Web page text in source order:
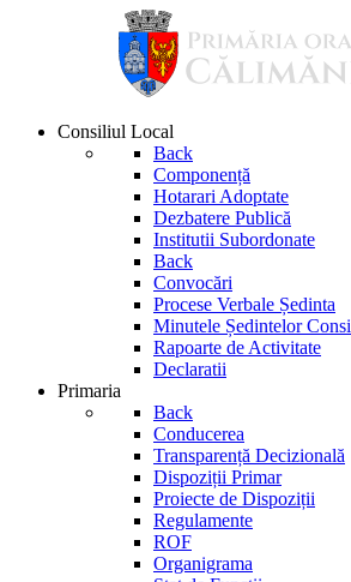
Consiliul Local
Back
Componență
Hotarari Adoptate
Dezbatere Publică
Institutii Subordonate
Back
Convocări
Procese Verbale Ședinta
Minutele Ședintelor
Rapoarte de Activitate
Declaratii
Primaria
Back
Conducerea
Transparență Decizională
Dispoziții Primar
Proiecte de Dispoziții
Regulamente
ROF
Organigrama